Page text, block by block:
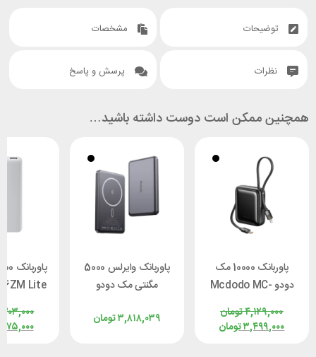
توضیحات مشخصات
نظرات پرسش و پاسخ
همچنین ممکن است دوست داشته باشید…
پاوربانک 10000 مک
دودو Mcdodo MC-
کابل متصلتومان۴,۱۲۹,۰۰۰
تومان۳,۴۹۹,۰۰۰
پاوربانک وایرلس 5000
مگنتی مک دودو
توان 20 وات
تومان۳,۸۱۸,۰۳۹
Lite